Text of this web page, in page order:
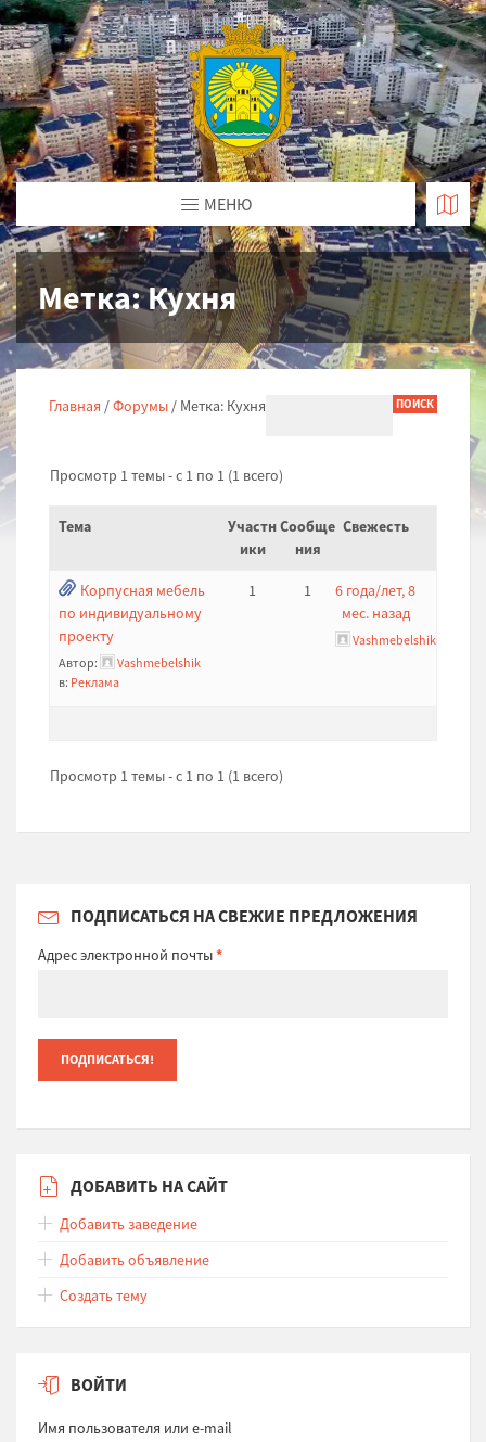
МЕНЮ
Метка:Кухня
Главная /Форумы / Метка: Кухня
Просмотр 1 темы - с 1 по 1 (1 всего)
Тема
Участн
ики
Сообще
ния
Свежесть
Корпусная мебель
по индивидуальному
проекту
Автор:
Vashmebelshik
в: Реклама
1 1
6 года/лет, 8
мес. назад
Vashmebelshik
Просмотр 1 темы - с 1 по 1 (1 всего)
ПОДПИСАТЬСЯ НА СВЕЖИЕ ПРЕДЛОЖЕНИЯ
Адрес электронной почты*
ДОБАВИТЬ НА САЙТ
Добавить заведение
Добавить объявление
Создать тему
ВОЙТИ
Имя пользователя или e-mail